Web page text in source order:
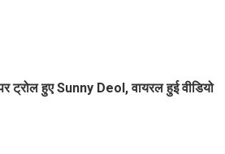
ट्रोल हुए Sunny Deol, वायरल हुई वीडियो